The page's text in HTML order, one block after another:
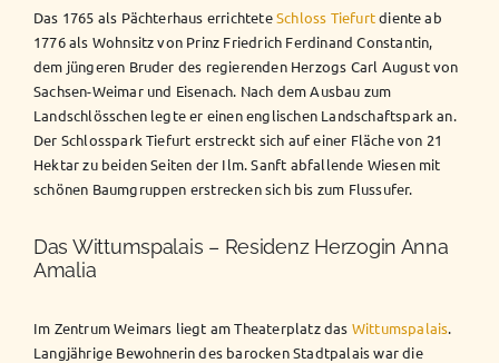
Das 1765 als Pächterhaus errichteteSchloss Tiefurtdiente ab
1776 als Wohnsitz von Prinz Friedrich Ferdinand Constantin,
dem jüngeren Bruder des regierenden Herzogs Carl August von
Sachsen-Weimar und Eisenach. Nach dem Ausbau zum
Landschlösschen legte er einen englischen Landschaftspark an.
Der Schlosspark Tiefurt erstreckt sich auf einer Fläche von 21
Hektar zu beiden Seiten der Ilm. Sanft abfallende Wiesen mit
schönen Baumgruppen erstrecken sich bis zum Flussufer.
Das Wittumspalais – Residenz Herzogin Anna
Amalia
Im Zentrum Weimars liegt am Theaterplatz das Wittumspalais.
Langjährige Bewohnerin des barocken Stadtpalais war die